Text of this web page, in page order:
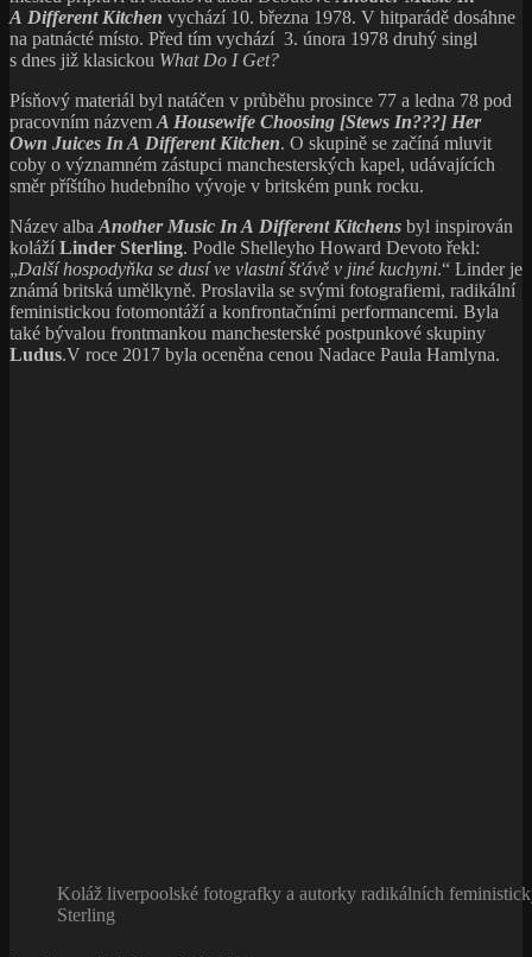
A Different Kitchen vychází 10. března 1978. V hitparádě dosáhne
na patnácté místo. Před tím vychází 3. února 1978 druhý singl
s dnes již klasickou What Do I Get?
Písňový materiál byl natáčen v průběhu prosince 77 a ledna 78 pod
pracovním názvem A Housewife Choosing [Stews In???] Her
Own Juices In A Different Kitchen. O skupině se začíná mluvit
coby o významném zástupci manchesterských kapel, udávajících
směr příštího hudebního vývoje v britském punk rocku.
Název alba Another Music In A Different Kitchens byl inspirován
koláží Linder Sterling. Podle Shelleyho Howard Devoto řekl:
„Další hospodyňka se dusí ve vlastní šťávě v jiné kuchyni.“ Linder je
známá britská umělkyně. Proslavila se svými fotografiemi, radikální
feministickou fotomontáží a konfrontačními performancemi. Byla
také bývalou frontmankou manchesterské postpunkové skupiny
Ludus.V roce 2017 byla oceněna cenou Nadace Paula Hamlyna.
Koláž liverpoolské fotografky a autorky radikálních
Sterling